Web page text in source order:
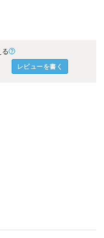
レビューを書く